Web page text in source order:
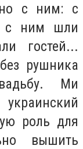
с ним: с
с ним шли
гостей...
рушника
Ми
роль для
вышить